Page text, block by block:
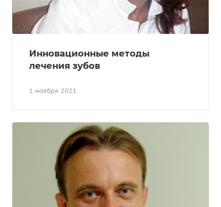
1 ноября 2021
Инновационные методы
лечения зубов